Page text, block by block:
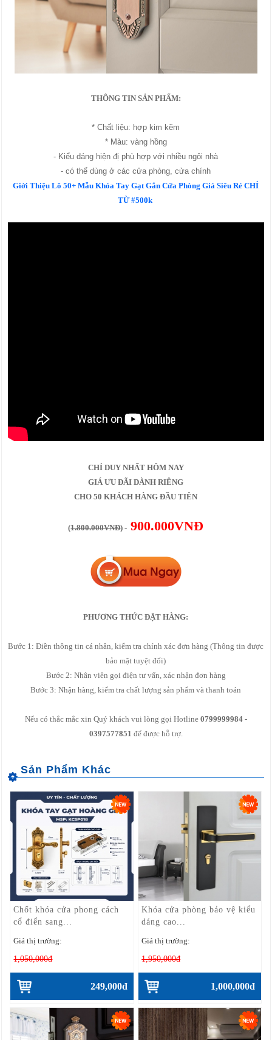
THÔNG TIN SẢN PHẨM:
* Chất liệu: hợp kim kẽm
* Màu: vàng hồng
- Kiểu dáng hiện đị phù hợp với nhiều ngôi nhà
- có thể dùng ở các cửa phòng, cửa chính
Giới Thiệu Lô 50+ Mẫu Khóa Tay Gạt Gắn Cửa Phòng Giá Siêu Rẻ CHỈ
TỪ #500k
CHỈ DUY NHẤT HÔM NAY
GIÁ ƯU ĐÃI DÀNH RIÊNG
CHO 50 KHÁCH HÀNG ĐẦU TIÊN
(1.800.000VNĐ) - 900.000VNĐ
PHƯƠNG THỨC ĐẶT HÀNG:
Bước 1: Điền thông tin cá nhân, kiểm tra chính xác đơn hàng (Thông tin được
bảo mật tuyệt đối)
Bước 2: Nhân viên gọi điện tư vấn, xác nhận đơn hàng
Bước 3: Nhận hàng, kiểm tra chất lượng sản phẩm và thanh toán
Nếu có thắc mắc xin Quý khách vui lòng gọi Hotline 0799999984 -
0397577851 để được hỗ trợ.
Chốt khóa cửa phong cách
cổ điển sang...
Giá thị trường:
1,050,000đ
249,000đ
Khóa cửa phòng bảo vệ kiểu
dáng cao...
Giá thị trường:
1,950,000đ
1,000,000đ